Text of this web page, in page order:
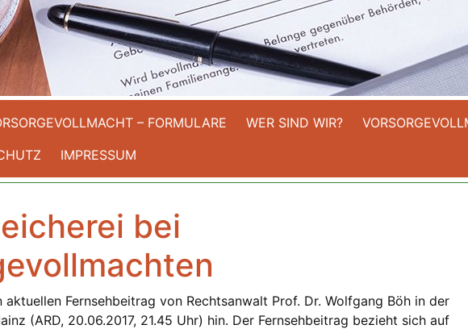
– FORMULARE WER SIND WIR?
IMPRESSUM
bei
aktuellen Fernsehbeitrag von Rechtsanwalt Prof. Dr. Wolfgang Böh in der
(ARD, 20.06.2017, 21.45 Uhr) hin. Der Fernsehbeitrag bezieht sich auf